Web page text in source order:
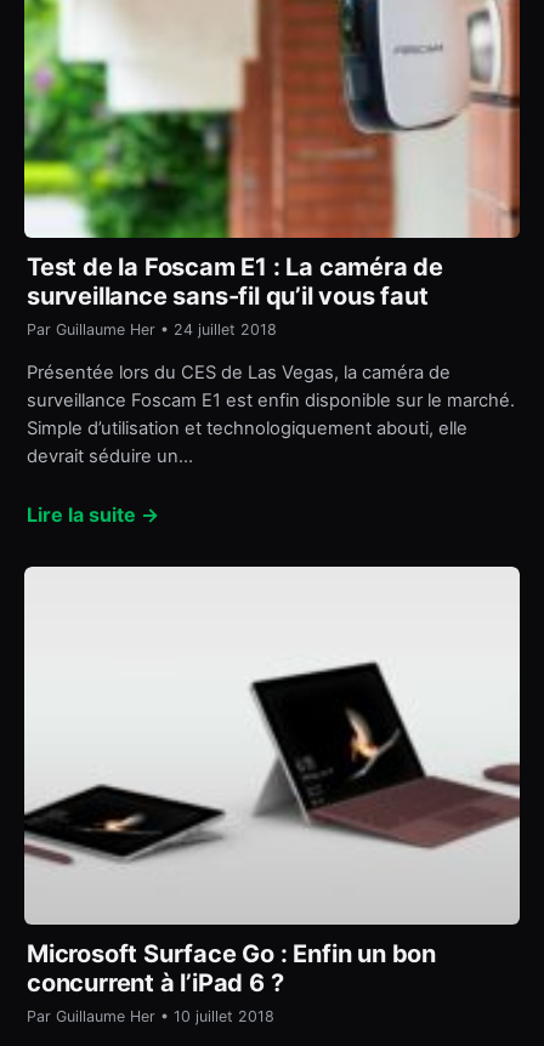
Test de la Foscam E1 : La caméra de
surveillance sans-fil qu’il vous faut
Par Guillaume Her • 24 juillet 2018
Présentée lors du CES de Las Vegas, la caméra de
surveillance Foscam E1 est enfin disponible sur le marché.
Simple d’utilisation et technologiquement abouti, elle
devrait séduire un…
Lire la suite →
Microsoft Surface Go : Enfin un bon
concurrent à l’iPad 6 ?
Par Guillaume Her • 10 juillet 2018